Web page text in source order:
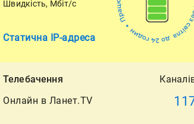
Швидкість, Мбіт/с
Статична IP-адреса
Телебачення
Онлайн в Ланет.TV